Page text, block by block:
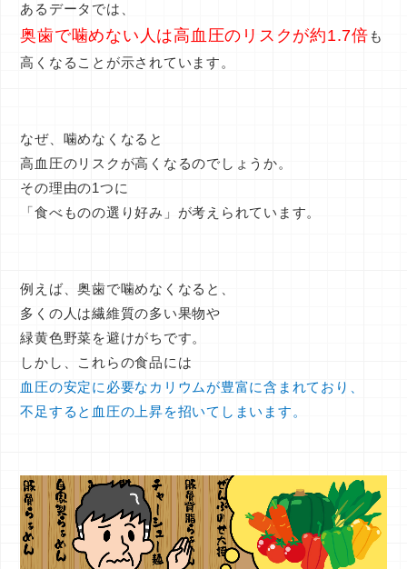
あるデータでは、
奥歯で噛めない人は高血圧のリスクが約1.7倍 も
高くなることが示されています。
なぜ、噛めなくなると
高血圧のリスクが高くなるのでしょうか。
その理由の1つに
「食べものの選り好み」 が考えられています。
例えば、奥歯で噛めなくなると、
多くの人は繊維質の多い果物や
緑黄色野菜を避けがちです。
しかし、これらの食品には
血圧の安定に必要なカリウムが豊富に含まれており、
不足すると血圧の上昇を招いてしまいます。